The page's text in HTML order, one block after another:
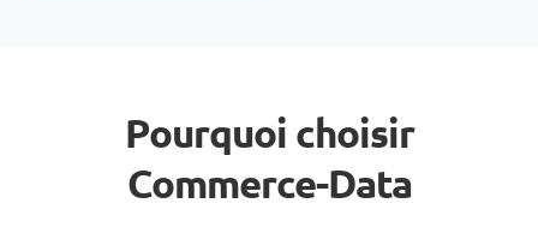
Pourquoi choisir
Commerce-Data